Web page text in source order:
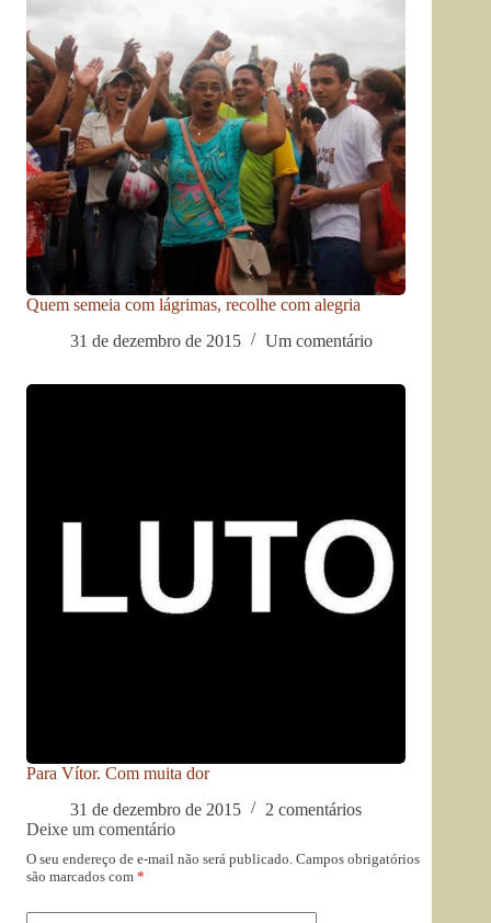
Quem semeia com lágrimas, recolhe com alegria
31 de dezembro de 2015
Um comentário
Para Vítor. Com muita dor
31 de dezembro de 2015
2 comentários
Deixe um comentário
O seu endereço de e-mail não será publicado. Campos obrigatórios
são marcados com *